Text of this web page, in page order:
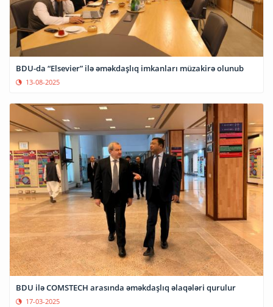
BDU-da “Elsevier” ilə əməkdaşlıq imkanları müzakirə olunub
13-08-2025
BDU ilə COMSTECH arasında əməkdaşlıq əlaqələri qurulur
17-03-2025